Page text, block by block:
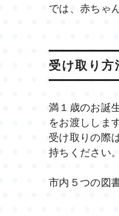
では、赤ちゃ
受け取り方
満１歳のお誕
をお渡ししま
受け取りの際
持ちください。
市内５つの図